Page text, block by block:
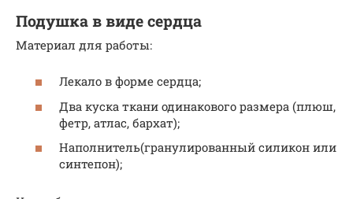
Подушка в виде сердца
Материал для работы:
Лекало в форме сердца;
Два куска ткани одинакового размера (плюш,
фетр, атлас, бархат);
Наполнитель(гранулированный силикон или
синтепон);